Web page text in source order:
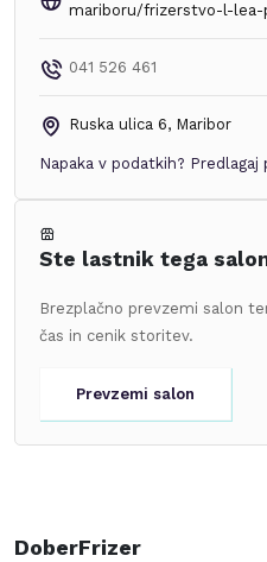
mariboru/frizerstvo-l-lea-
041 526 461
Ruska ulica 6, Maribor
Napaka v podatkih? Predlagaj
Ste lastnik tega
Brezplačno prevzemi salon
čas in cenik storitev.
Prevzemi salon
DoberFrizer